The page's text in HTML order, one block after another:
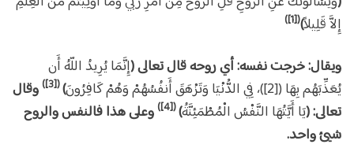
إِلاَّ قَلِيلاً)
([1])
ويقال: خرجت نفسه: أي روحه قال تعالى (إِنَّمَا يُرِيدُ اللّهُ أَن
يُعَذِّبَهُم بِهَا ([2])، فِي الدُّنْيَا وَتَزْهَقَ أَنفُسُهُمْ وَهُمْ كَافِرُونَ
)
([3])
وقال
تعالى: (يَا أَيَّتُهَا النَّفْسُ الْمُطْمَئِنَّةُ)
([4])
وعلى هذا فالنفس والروح
شيئ واحد.